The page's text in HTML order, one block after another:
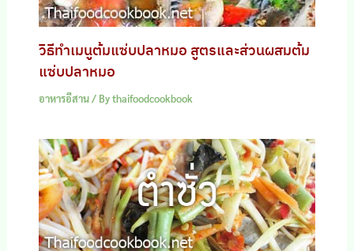
วิธีทำเมนูต้มแซ่บปลาหมอ สูตรและส่วนผสมต้ม
แซ่บปลาหมอ
อาหารอีสาน/ Bythaifoodcookbook